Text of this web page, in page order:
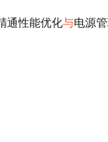
通性能优化与电源